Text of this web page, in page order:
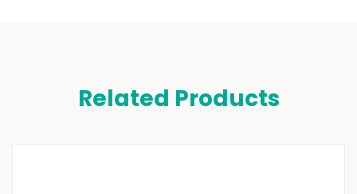
Related Products